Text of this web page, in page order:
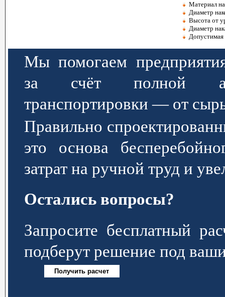
Материал
Диаметр
Высота от
Диаметр
Допустимая
Мы помогаем
за счёт полной
транспортировки — от
Правильно
это основа
затрат на ручной труд и
Остались вопросы?
Запросите бесплатный
подберут решение под